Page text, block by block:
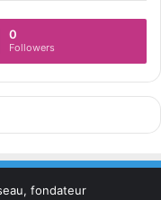
0
Followers
fondateur